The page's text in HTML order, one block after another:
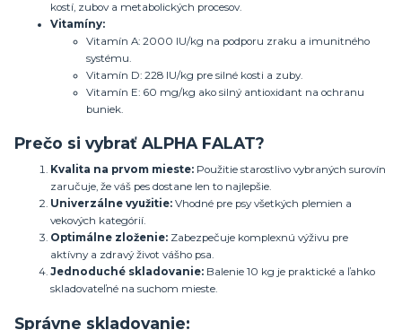
kostí, zubov a metabolických procesov.
Vitamíny:
Vitamín A: 2000 IU/kg na podporu zraku a imunitného
systému.
Vitamín D: 228 IU/kg pre silné kosti a zuby.
Vitamín E: 60 mg/kg ako silný antioxidant na ochranu
buniek.
Prečo si vybrať ALPHA FALAT?
Kvalita na prvom mieste: Použitie starostlivo vybraných surovín
zaručuje, že váš pes dostane len to najlepšie.
Univerzálne využitie: Vhodné pre psy všetkých plemien a
vekových kategórií.
Optimálne zloženie: Zabezpečuje komplexnú výživu pre
aktívny a zdravý život vášho psa.
Jednoduché skladovanie: Balenie 10 kg je praktické a ľahko
skladovateľné na suchom mieste.
Správne skladovanie: